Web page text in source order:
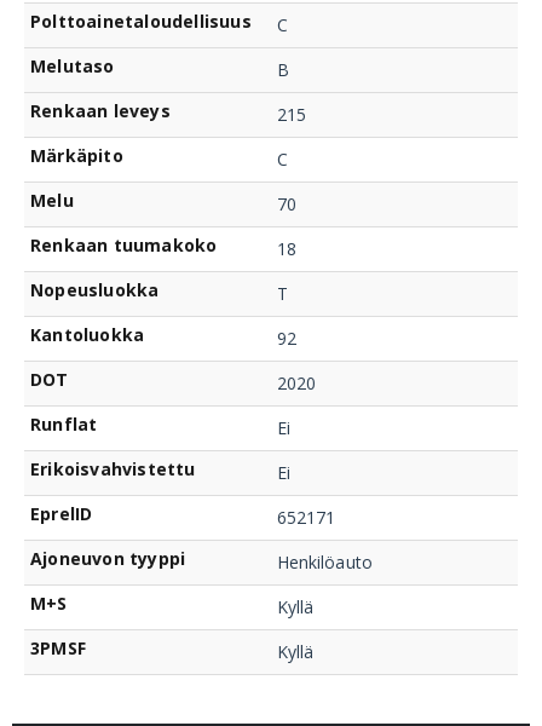
Polttoainetaloudellisuus
C
Melutaso
B
Renkaan leveys
215
Märkäpito
C
Melu
70
Renkaan tuumakoko
18
Nopeusluokka
T
Kantoluokka
92
DOT
2020
Runflat
Ei
Erikoisvahvistettu
Ei
EprelID
652171
Ajoneuvon tyyppi
Henkilöauto
M+S
Kyllä
3PMSF
Kyllä